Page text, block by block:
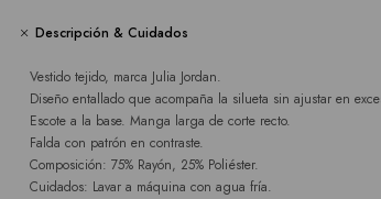
Descripción & Cuidados
Vestido tejido, marca Julia Jordan.
Diseño entallado que acompaña la silueta sin ajustar en
Escote a la base. Manga larga de corte recto.
Falda con patrón en contraste.
Composición: 75% Rayón, 25% Poliéster.
Cuidados: Lavar a máquina con agua fría.